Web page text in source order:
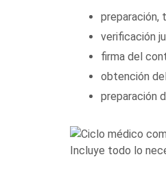
preparación,
verificación
firma del
obtención
preparación
Incluye todo lo